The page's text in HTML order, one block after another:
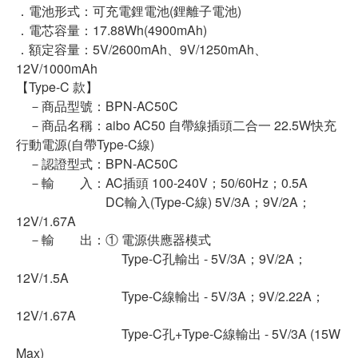
．電池形式：可充電鋰電池(鋰離子電池)
．電芯容量：17.88Wh(4900mAh)
．額定容量：5V/2600mAh、9V/1250mAh、
12V/1000mAh
【Type-C 款】
－商品型號：BPN-AC50C
－商品名稱：aibo AC50 自帶線插頭二合一 22.5W快充
行動電源(自帶Type-C線)
－認證型式：BPN-AC50C
－輸 入：AC插頭 100-240V；50/60Hz；0.5A
DC輸入(Type-C線) 5V/3A；9V/2A；
12V/1.67A
－輸 出：① 電源供應器模式
Type-C孔輸出 - 5V/3A；9V/2A；
12V/1.5A
Type-C線輸出 - 5V/3A；9V/2.22A；
12V/1.67A
Type-C孔+Type-C線輸出 - 5V/3A (15W
Max)